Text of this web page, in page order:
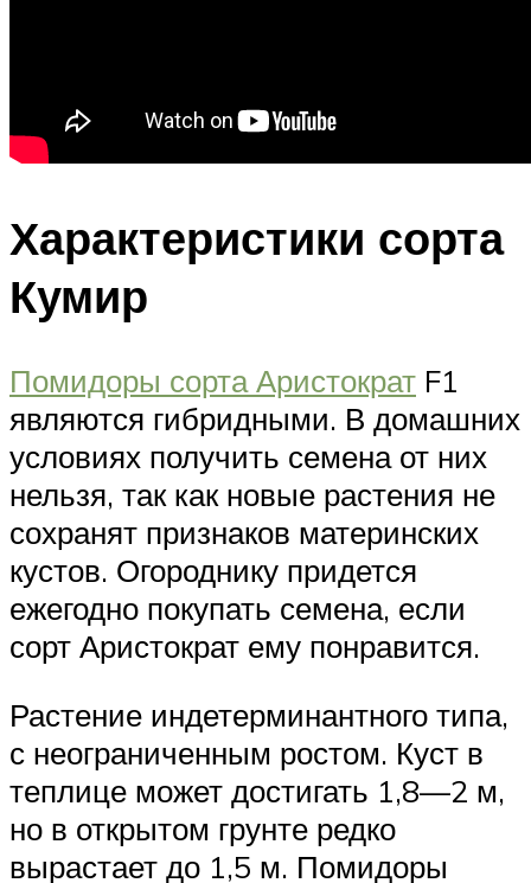
Характеристики сорта
Кумир
Помидоры сорта Аристократ F1
являются гибридными. В домашних
условиях получить семена от них
нельзя, так как новые растения не
сохранят признаков материнских
кустов. Огороднику придется
ежегодно покупать семена, если
сорт Аристократ ему понравится.
Растение индетерминантного типа,
с неограниченным ростом. Куст в
теплице может достигать 1,8—2 м,
но в открытом грунте редко
вырастает до 1,5 м. Помидоры